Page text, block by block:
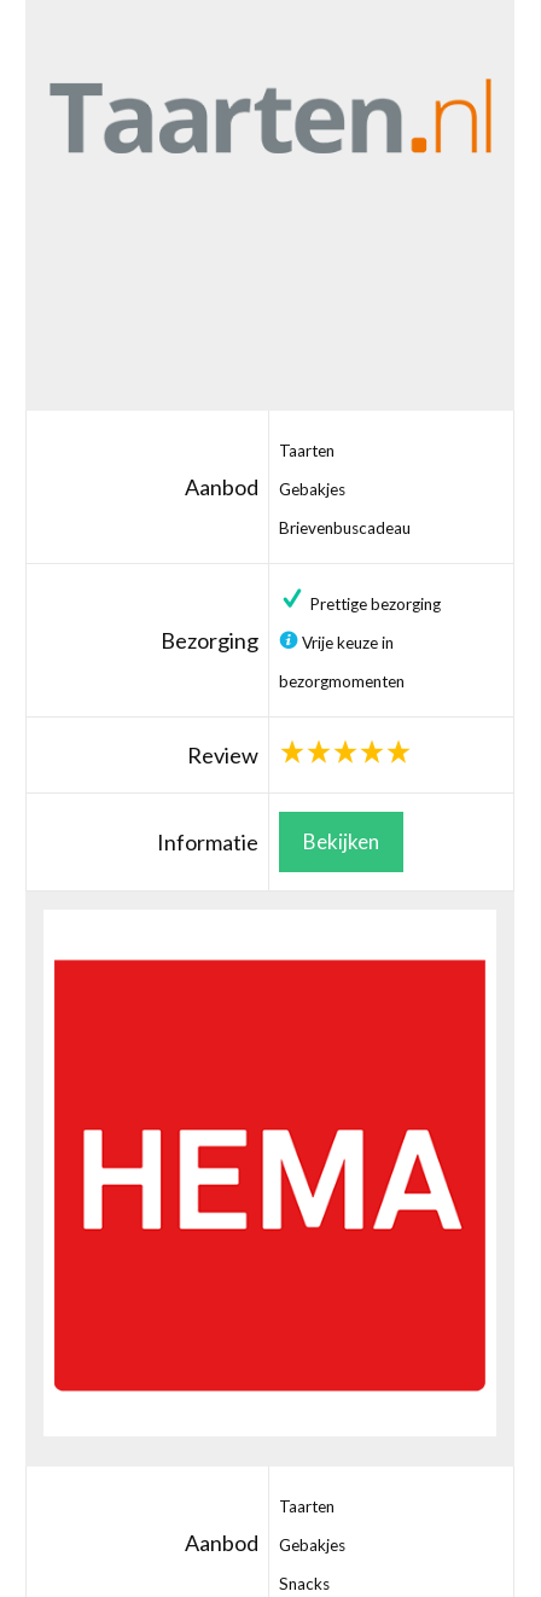
Aanbod
Taarten
Gebakjes
Brievenbuscadeau
Bezorging
Prettige bezorging
Vrije keuze in
bezorgmomenten
Review
Informatie Bekijken
Aanbod
Taarten
Gebakjes
Snacks